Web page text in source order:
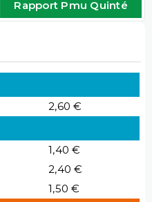
Rapport Pmu Quinté
2,60 €
1,40 €
2,40 €
1,50 €